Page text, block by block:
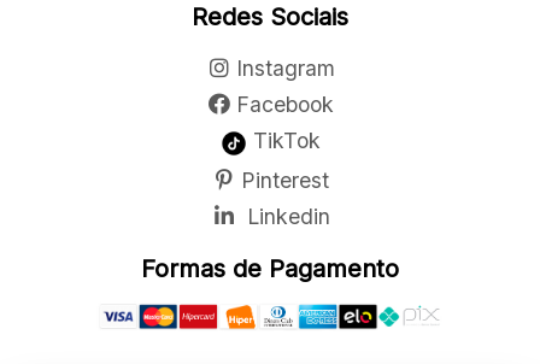
Redes Sociais
Instagram
Facebook
TikTok
Pinterest
Linkedin
Formas de Pagamento